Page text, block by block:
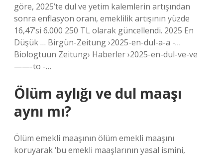
göre, 2025’te dul ve yetim kalemlerin artışından
sonra enflasyon oranı, emeklilik artışının yüzde
16,47’si 6.000 250 TL olarak güncellendi. 2025 En
Düşük … Birgün-Zeitung ›2025-en-dul-a-a -…
Biologtuun Zeitung› Haberler ›2025-en-dul-ve-ve
——-to -…
Ölüm aylığı ve dul maaşı
aynı mı?
Ölüm emekli maaşının ölüm emekli maaşını
koruyarak ‘bu emekli maaşlarının yasal ismini,